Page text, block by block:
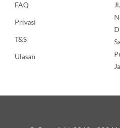
FAQ
Privasi
T&S
Ulasan